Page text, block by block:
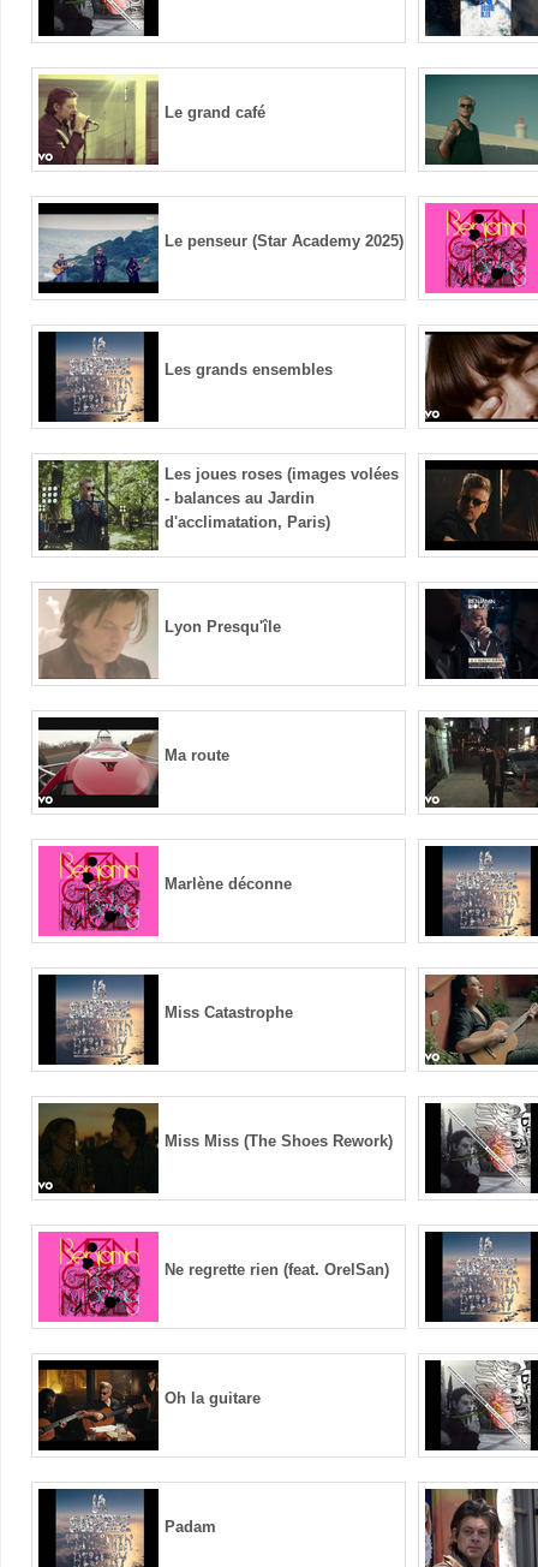
Le grand café
Le penseur (Star Academy 2025)
Les grands ensembles
Les joues roses (images volées
- balances au Jardin
d'acclimatation, Paris)
Lyon Presqu'île
Ma route
Marlène déconne
Miss Catastrophe
Miss Miss (The Shoes Rework)
Ne regrette rien (feat. OrelSan)
Oh la guitare
Padam